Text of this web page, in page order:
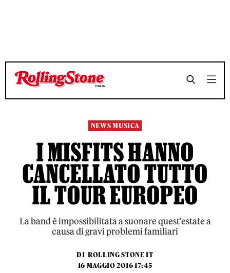
TEMPO DI LETTURA 2 MINUTI SHARE
TEMPO DI LETTURA 2 MINUTI SHARE
NEWS MUSICA
I MISFITS HANNO
CANCELLATO TUTTO
IL TOUR EUROPEO
La band è impossibilitata a suonare quest'estate a
causa di gravi problemi familiari
DI ROLLING STONE IT
16 MAGGIO 2016 17:45